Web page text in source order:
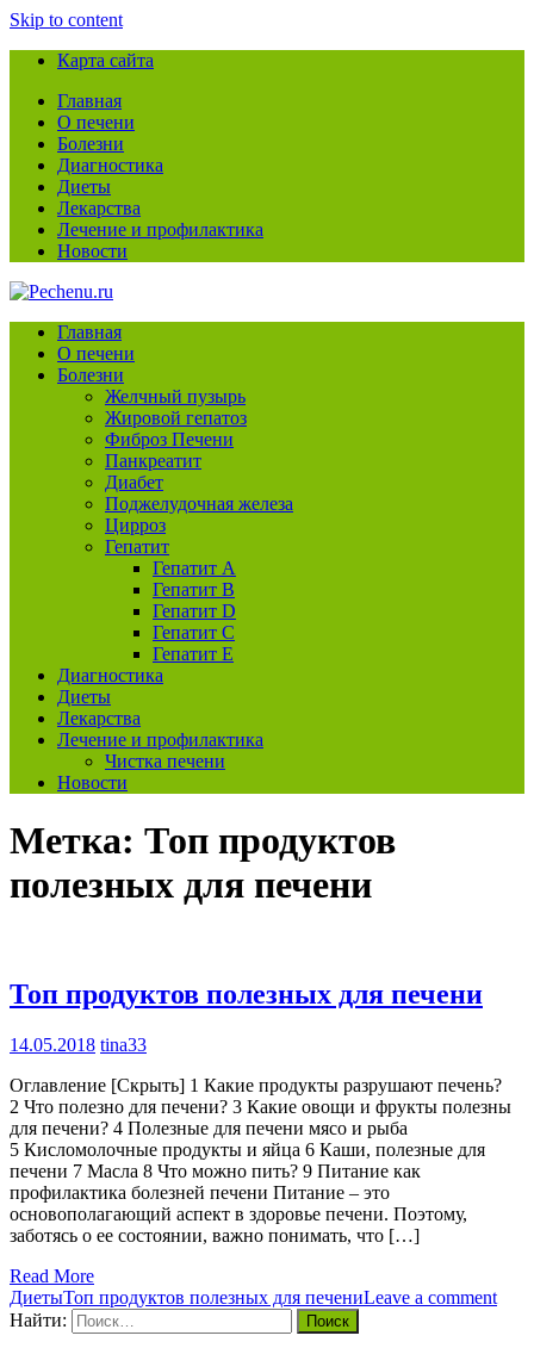
Skip to content
Карта сайта
Главная
О печени
Болезни
Диагностика
Диеты
Лекарства
Лечение и профилактика
Новости
Главная
О печени
Болезни
Желчный пузырь
Жировой гепатоз
Фиброз Печени
Панкреатит
Диабет
Поджелудочная железа
Цирроз
Гепатит
Гепатит А
Гепатит B
Гепатит D
Гепатит С
Гепатит E
Диагностика
Диеты
Лекарства
Лечение и профилактика
Чистка печени
Новости
Метка: Топ продуктов
полезных для печени
Топ продуктов полезных для печени
14.05.2018 tina33
Оглавление [Скрыть] 1 Какие продукты разрушают печень?
2 Что полезно для печени? 3 Какие овощи и фрукты полезны
для печени? 4 Полезные для печени мясо и рыба
5 Кисломолочные продукты и яйца 6 Каши, полезные для
печени 7 Масла 8 Что можно пить? 9 Питание как
профилактика болезней печени Питание – это
основополагающий аспект в здоровье печени. Поэтому,
заботясь о ее состоянии, важно понимать, что […]
Read More
ДиетыТоп продуктов полезных для печениLeave a comment
Найти: